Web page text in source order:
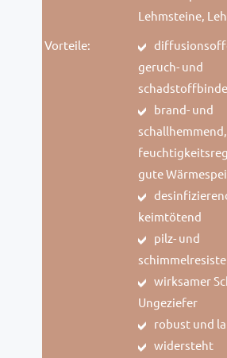
Lehmsteine,
Vorteile:
geruch- und
brand- und
schallhemmend,
gute
keimtötend
pilz- und
wirksamer
Ungeziefer
robust und
widersteht